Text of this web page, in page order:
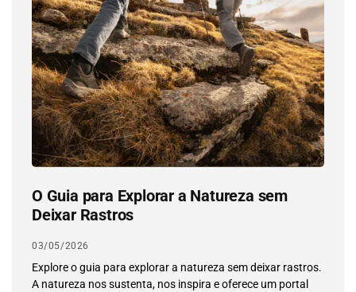
O Guia para Explorar a Natureza sem
Deixar Rastros
03/05/2026
Explore o guia para explorar a natureza sem deixar rastros.
A natureza nos sustenta, nos inspira e oferece um portal